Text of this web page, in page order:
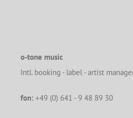
o-tone music
Intl. booking - label - artist
fon: +49 (0) 641 - 9 48 89 30